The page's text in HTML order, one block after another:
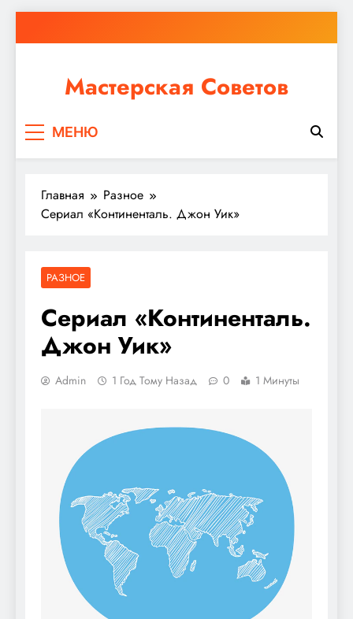
к
Мастерская Советов
ремонт или крупное строительство, в Мастерской
МЕНЮ
Главная
Разное
Сериал «Континенталь. Джон Уик»
РАЗНОЕ
Сериал «Континенталь.
Джон Уик»
Admin 1 Год Тому Назад 0 1 Минуты